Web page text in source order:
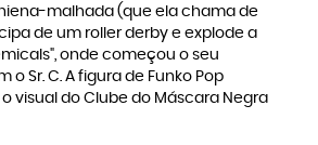
malhada (que ela chama de
de um roller derby e explode a
onde começou o seu
Sr. C. A figura de Funko Pop
visual do Clube do Máscara Negra